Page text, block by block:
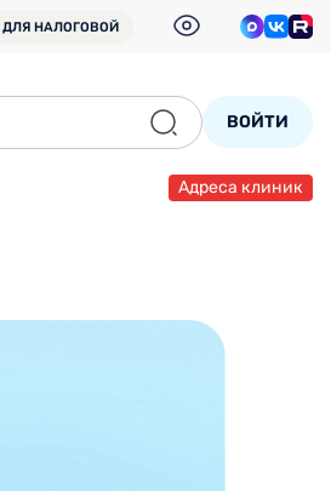
ДЛЯ НАЛОГОВОЙ
ВОЙТИ
Адреса клиник